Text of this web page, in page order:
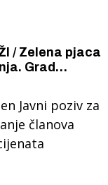
Grad
domaće